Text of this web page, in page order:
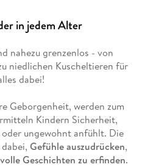
in jedem Alter
nahezu grenzenlos - von
niedlichen Kuscheltieren für
dabei!
Geborgenheit, werden zum
Kindern Sicherheit,
ungewohnt anfühlt. Die
Gefühle auszudrücken,
Geschichten zu erfinden.